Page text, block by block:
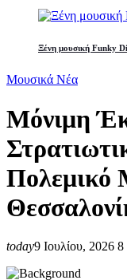
Ξένη μουσική Funky
Μουσικά Νέα
Μόνιμη
Πολεμικό
today9 Ιουλίου, 2026 8